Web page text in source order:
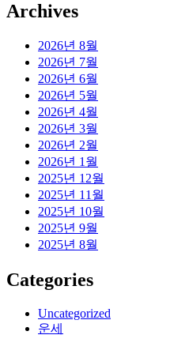
Archives
2026년 8월
2026년 7월
2026년 6월
2026년 5월
2026년 4월
2026년 3월
2026년 2월
2026년 1월
2025년 12월
2025년 11월
2025년 10월
2025년 9월
2025년 8월
Categories
Uncategorized
운세